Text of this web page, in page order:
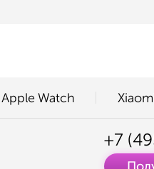
Apple Watch
+7